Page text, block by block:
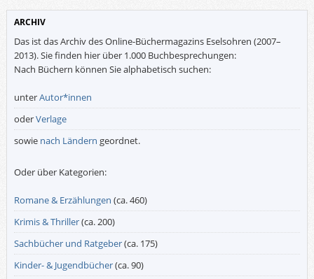
ARCHIV
Das ist das Archiv des Online-Büchermagazins Eselsohren (2007–
2013). Sie finden hier über 1.000 Buchbesprechungen:
Nach Büchern können Sie alphabetisch suchen:
unterAutor*innen
oderVerlage
sowie nach Ländern geordnet.
Oder über Kategorien:
Romane & Erzählungen (ca. 460)
Krimis & Thriller(ca. 200)
Sachbücher und Ratgeber(ca. 175)
Kinder- & Jugendbücher(ca. 90)